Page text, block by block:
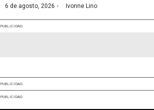
6 de agosto, 2026 · Ivonne Lino
PUBLICIDAD
PUBLICIDAD
PUBLICIDAD